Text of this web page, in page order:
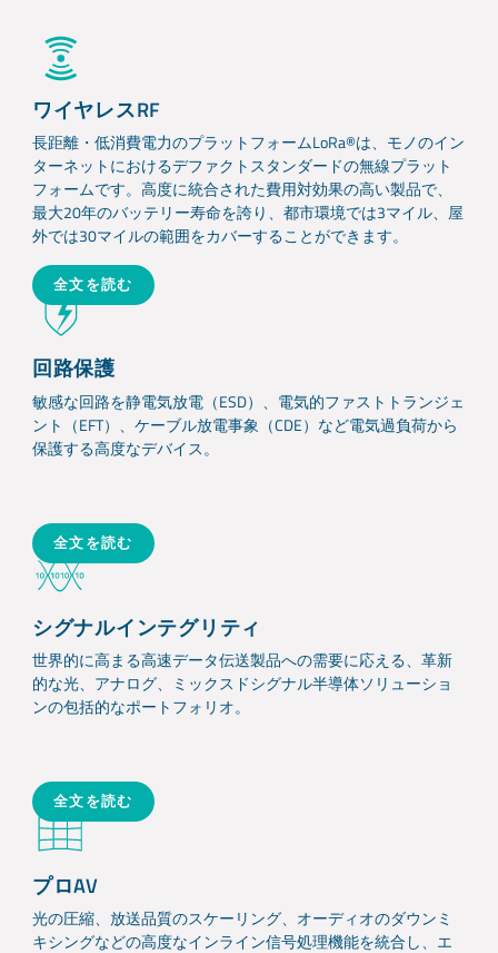
ワイヤレスRF
長距離・低消費電力のプラットフォームLoRa®は、モノのイン
ターネットにおけるデファクトスタンダードの無線プラット
フォームです。高度に統合された費用対効果の高い製品で、
最大20年のバッテリー寿命を誇り、都市環境では3マイル、屋
外では30マイルの範囲をカバーすることができます。
全文を読む
回路保護
敏感な回路を静電気放電（ESD）、電気的ファストトランジェ
ント（EFT）、ケーブル放電事象（CDE）など電気過負荷から
保護する高度なデバイス。
全文を読む
シグナルインテグリティ
世界的に高まる高速データ伝送製品への需要に応える、革新
的な光、アナログ、ミックスドシグナル半導体ソリューショ
ンの包括的なポートフォリオ。
全文を読む
プロAV
光の圧縮、放送品質のスケーリング、オーディオのダウンミ
キシングなどの高度なインライン信号処理機能を統合し、エ